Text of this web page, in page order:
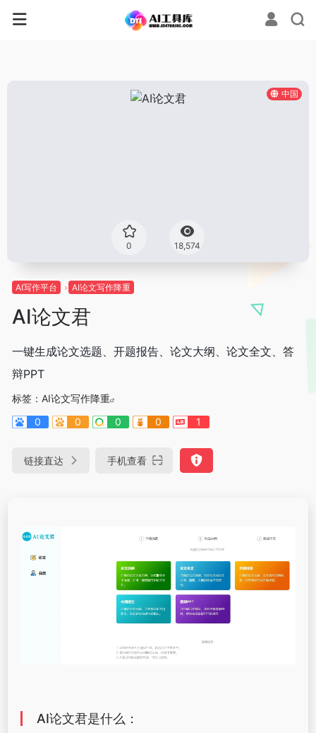
中国
0 18,574
AI写作平台 AI论文写作降重
AI论文君
一键生成论文选题、开题报告、论文大纲、论文全文、答
辩PPT
标签： AI论文写作降重
0
0 0 0 1
链接直达 手机查看
AI论文君是什么：